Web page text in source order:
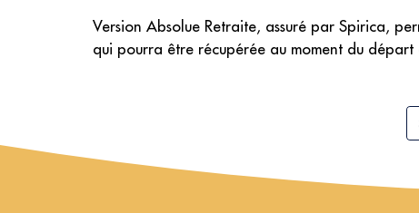
Version Absolue Retraite, assuré par Spirica,
qui pourra être récupérée au moment du